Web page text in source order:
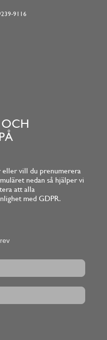
9116
OCH
vill du prenumerera
nedan så hjälper vi
att alla
med GDPR.